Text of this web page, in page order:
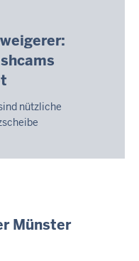
nützliche
Münster